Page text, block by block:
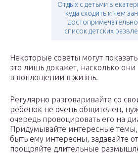
Отдых с детьми в
куда сходить и чем
список детских
Некоторые советы могут
это лишь докажет, насколько
в воплощении в жизнь.
Регулярно разговаривайте со
ребенок не очень общителен,
очередь провоцировать его на
Придумывайте интересные
быть ему интересны, задавайте
поощряйте длительные